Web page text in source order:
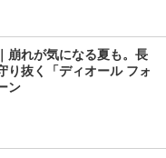
崩れが気になる夏も。長
り抜く「ディオール フォ
ン